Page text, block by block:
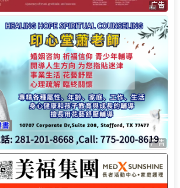
广告
广告